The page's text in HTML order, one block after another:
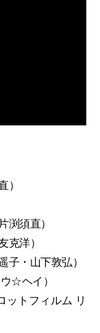
）
渕須直）
克洋）
子・山下敦弘）
☆ヘイ）
ットフィルム リ